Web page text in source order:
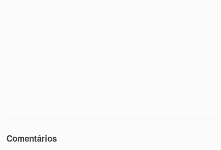
Comentários